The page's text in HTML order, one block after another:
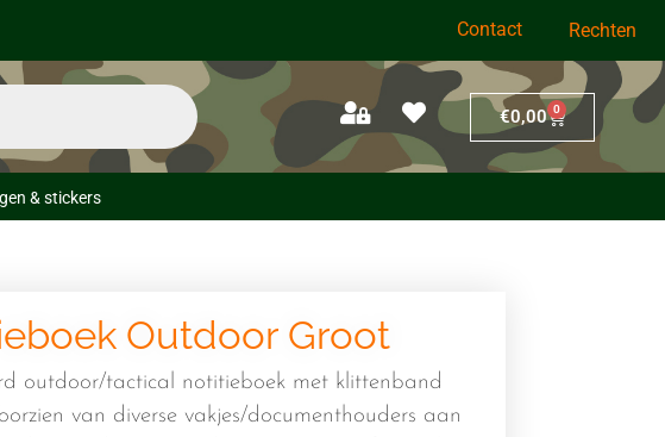
Contact Rechten
€0,00 0
& stickers
Outdoor Groot
outdoor/tactical notitieboek met klittenband
van diverse vakjes/documenthouders aan